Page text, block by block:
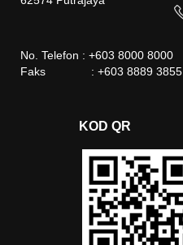
No. Telefon : +603 8000 8000
Faks : +603 8889 3855
KOD QR